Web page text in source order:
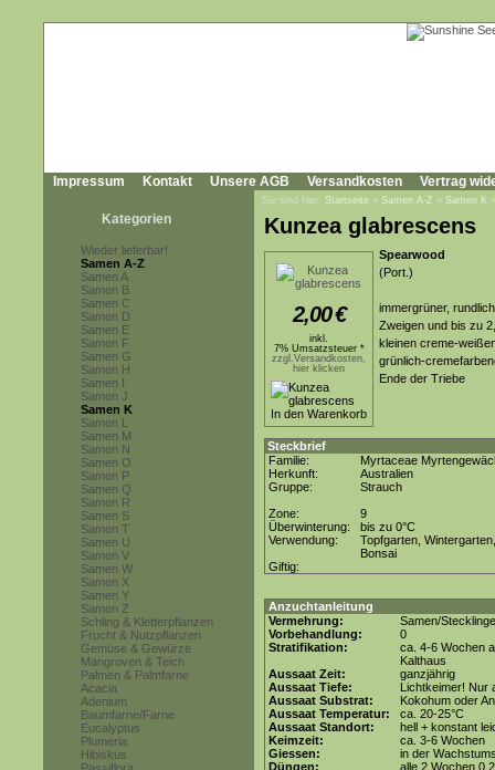
Impressum Kontakt Unsere AGB Versandkosten Vertrag
Kategorien
Wieder lieferbar!
Samen A-Z
Samen A
Samen B
Samen C
Samen D
Samen E
Samen F
Samen G
Samen H
Samen I
Samen J
Samen K
Samen L
Samen M
Samen N
Samen O
Samen P
Samen Q
Samen R
Samen S
Samen T
Samen U
Samen V
Samen W
Samen X
Samen Y
Samen Z
Schling & Kletterpflanzen
Frucht & Nutzpflanzen
Gemüse & Gewürze
Mangroven & Teich
Palmen & Palmfarne
Acacia
Adenium
Baumfarne/Farne
Eucalyptus
Plumeria
Hibiskus
Sie sind hier: Startseite » Samen A-Z » Samen K
Kunzea glabrescens
2,00€
inkl.
7% Umsatzsteuer *
zzgl.Versandkosten,
hier klicken
Spearwood
(Port.)
immergrüner,
Zweigen und bis zu
kleinen creme-
grünlich-
Ende der Triebe
Steckbrief
Familie:
Myrtaceae
Herkunft:
Australien
Gruppe:
Strauch
Zone:
9
Überwinterung:
bis zu 0°C
Verwendung:
Topfgarten, Wintergarten,
Bonsai
Giftig:
Anzuchtanleitung
Vermehrung:
Samen/Stecklinge
Vorbehandlung:
0
Stratifikation:
ca. 4-6 Wochen
Kalthaus
Aussaat Zeit:
ganzjährig
Aussaat Tiefe:
Lichtkeimer! Nur
Aussaat Substrat:
Kokohum oder
Aussaat Temperatur:
ca. 20-25°C
Aussaat Standort:
hell + konstant
Keimzeit:
ca. 3-6 Wochen
Giessen:
in der
Düngen:
alle 2 Wochen